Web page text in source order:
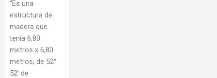
“Es una
estructura de
madera que
tenía 6,80
metros x 6,80
metros, de 52°
52’ de